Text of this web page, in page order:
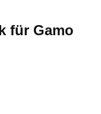
für Gamo